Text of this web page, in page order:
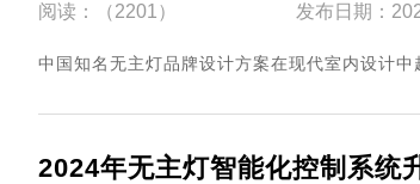
阅读：（2201） 发布日期：
中国知名无主灯品牌设计方案在现代室内设计
2024年无主灯智能化控制系统